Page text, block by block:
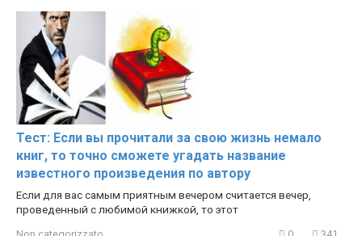
Тест: Если вы прочитали за свою жизнь немало
книг, то точно сможете угадать название
известного произведения по автору
Если для вас самым приятным вечером считается вечер,
проведенный с любимой книжкой, то этот
Non categorizzato 0 341